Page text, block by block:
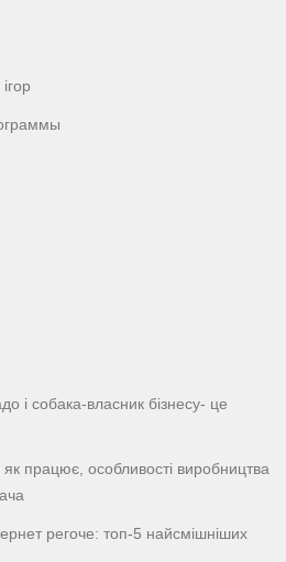
і собака-власник бізнесу- це
працює, особливості виробництва
регоче: топ-5 найсмішніших